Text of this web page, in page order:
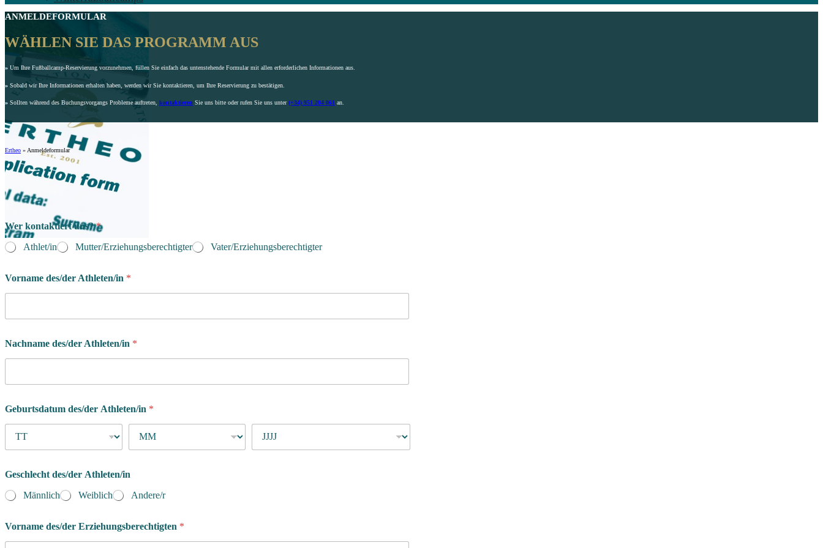
ANMELDEFORMULAR
WÄHLEN SIE DAS PROGRAMM AUS
» Um Ihre Fußballcamp-Reservierung vorzunehmen, füllen Sie einfach das untenstehende Formular mit allen erforderlichen Informationen aus.
» Sobald wir Ihre Informationen erhalten haben, werden wir Sie kontaktieren, um Ihre Reservierung zu bestätigen.
» Sollten während des Buchungsvorgangs Probleme auftreten, kontaktieren Sie uns bitte oder rufen Sie uns unter(+34) 951 204 061 an.
Ertheo » Anmeldeformular
Wer kontaktiert uns?*
Athlet/in
Mutter/Erziehungsberechtigter Vater/Erziehungsberechtigter
Vorname des/der Athleten/in *
Nachname des/der Athleten/in *
Geburtsdatum des/der Athleten/in *
Geschlecht des/der Athleten/in
Männlich
Weiblich Andere/r
Vorname des/der Erziehungsberechtigten *